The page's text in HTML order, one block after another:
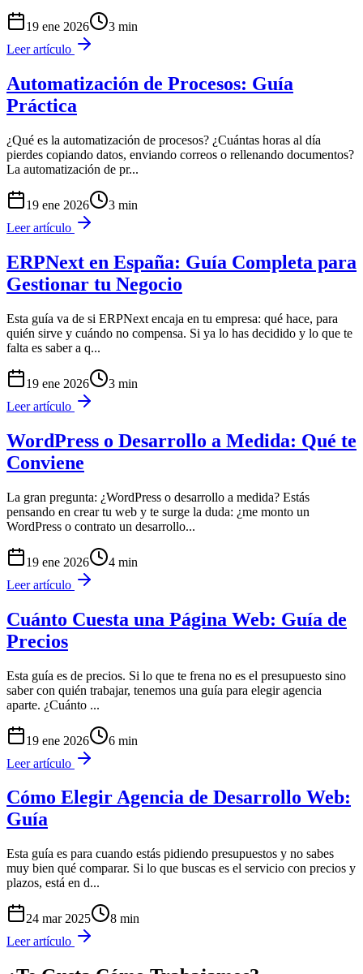
19 ene 2026 3 min
Leer artículo
Automatización de Procesos: Guía
Práctica
¿Qué es la automatización de procesos? ¿Cuántas horas al día
pierdes copiando datos, enviando correos o rellenando documentos?
La automatización de pr...
19 ene 2026 3 min
Leer artículo
ERPNext en España: Guía Completa para
Gestionar tu Negocio
Esta guía va de si ERPNext encaja en tu empresa: qué hace, para
quién sirve y cuándo no compensa. Si ya lo has decidido y lo que te
falta es saber a q...
19 ene 2026 3 min
Leer artículo
WordPress o Desarrollo a Medida: Qué te
Conviene
La gran pregunta: ¿WordPress o desarrollo a medida? Estás
pensando en crear tu web y te surge la duda: ¿me monto un
WordPress o contrato un desarrollo...
19 ene 2026 4 min
Leer artículo
Cuánto Cuesta una Página Web: Guía de
Precios
Esta guía es de precios. Si lo que te frena no es el presupuesto sino
saber con quién trabajar, tenemos una guía para elegir agencia
aparte. ¿Cuánto ...
19 ene 2026 6 min
Leer artículo
Cómo Elegir Agencia de Desarrollo Web:
Guía
Esta guía es para cuando estás pidiendo presupuestos y no sabes
muy bien qué comparar. Si lo que buscas es el servicio con precios y
plazos, está en d...
24 mar 2025 8 min
Leer artículo